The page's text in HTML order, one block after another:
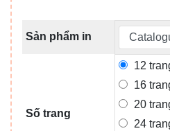
Sản phẩm in
Số trang
12
16
20
24